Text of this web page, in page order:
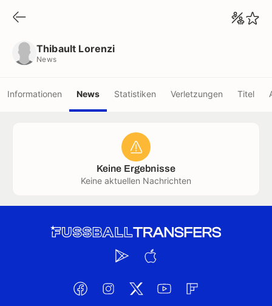
Thibault Lorenzi
News
Informationen News Statistiken Verletzungen Titel
Keine Ergebnisse
Keine aktuellen Nachrichten